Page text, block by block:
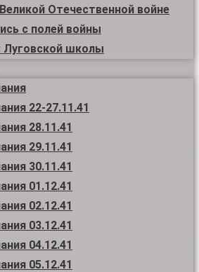
Отечественной войне
с полей войны
Луговской школы
22-27.11.41
28.11.41
29.11.41
30.11.41
01.12.41
02.12.41
03.12.41
04.12.41
05.12.41